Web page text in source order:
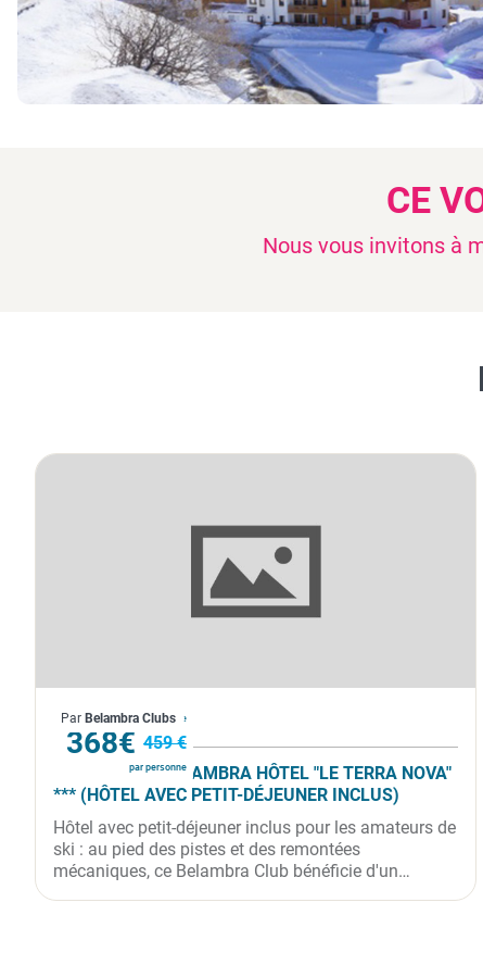
CE
Nous vous invitons à
À partir de
368€ 459 €
par personne
Par Belambra Clubs
France
LA PLAGNE - BELAMBRA HÔTEL "LE TERRA NOVA"
*** (HÔTEL AVEC PETIT-DÉJEUNER INCLUS)
Hôtel avec petit-déjeuner inclus pour les amateurs de
ski : au pied des pistes et des remontées
mécaniques, ce Belambra Club bénéficie d'un